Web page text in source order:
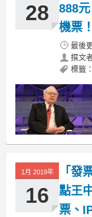
28
888
機票！
最後
撰文
標籤：
1月 2019年
16
「發
點王
票、